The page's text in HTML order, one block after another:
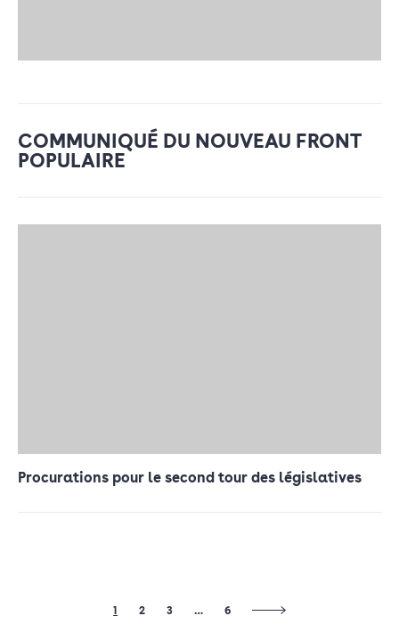
COMMUNIQUÉ DU NOUVEAU FRONT
POPULAIRE
Procurations pour le second tour des législatives
1 2 3 … 6